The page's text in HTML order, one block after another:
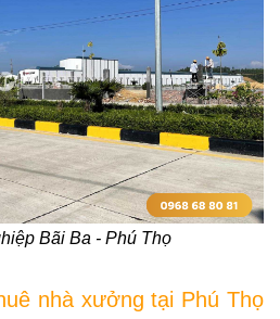
Bãi Ba - Phú Thọ
nhà xưởng tại Phú Thọ